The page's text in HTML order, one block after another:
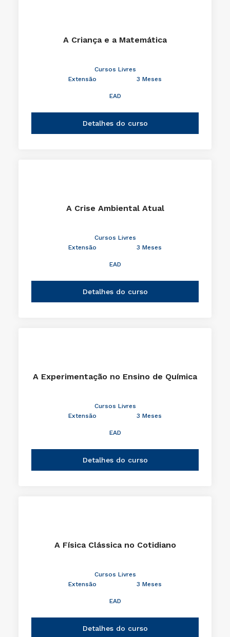
A Criança e a Matemática
Cursos Livres
Extensão
3 Meses
EAD
Detalhes do curso
A Crise Ambiental Atual
Cursos Livres
Extensão
3 Meses
EAD
Detalhes do curso
A Experimentação no Ensino de Química
Cursos Livres
Extensão
3 Meses
EAD
Detalhes do curso
A Física Clássica no Cotidiano
Cursos Livres
Extensão
3 Meses
EAD
Detalhes do curso